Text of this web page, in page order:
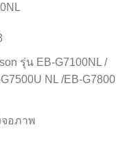
รุ่น EB-G7100NL /
NL /EB-G7800
อภาพ